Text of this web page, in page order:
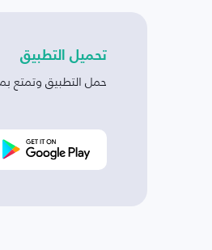
تحميل التطبيق
حمل التطبيق وتمتع